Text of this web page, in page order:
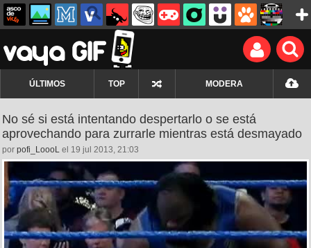
ÚLTIMOS TOP MODERA
No sé si está intentando despertarlo o se está
aprovechando para zurrarle mientras está desmayado
por pofi_LoooL el 19 jul 2013, 21:03